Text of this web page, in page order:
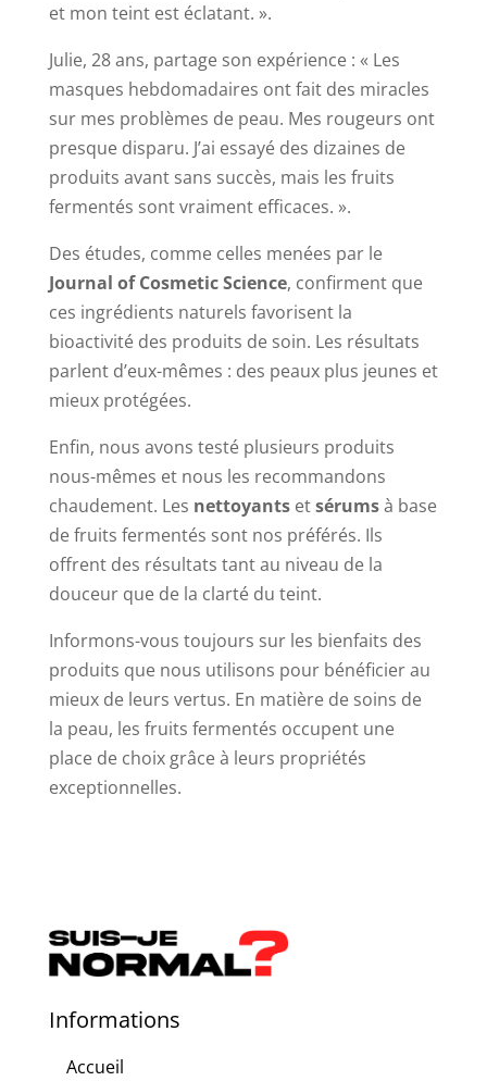
et mon teint est éclatant. ».
Julie, 28 ans, partage son expérience : « Les
masques hebdomadaires ont fait des miracles
sur mes problèmes de peau. Mes rougeurs ont
presque disparu. J’ai essayé des dizaines de
produits avant sans succès, mais les fruits
fermentés sont vraiment efficaces. ».
Des études, comme celles menées par le
Journal of Cosmetic Science, confirment que
ces ingrédients naturels favorisent la
bioactivité des produits de soin. Les résultats
parlent d’eux-mêmes : des peaux plus jeunes et
mieux protégées.
Enfin, nous avons testé plusieurs produits
nous-mêmes et nous les recommandons
chaudement. Les nettoyantsetsérumsà base
de fruits fermentés sont nos préférés. Ils
offrent des résultats tant au niveau de la
douceur que de la clarté du teint.
Informons-vous toujours sur les bienfaits des
produits que nous utilisons pour bénéficier au
mieux de leurs vertus. En matière de soins de
la peau, les fruits fermentés occupent une
place de choix grâce à leurs propriétés
exceptionnelles.
Informations
Accueil